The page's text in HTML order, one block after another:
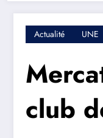
Actualité UNE
club